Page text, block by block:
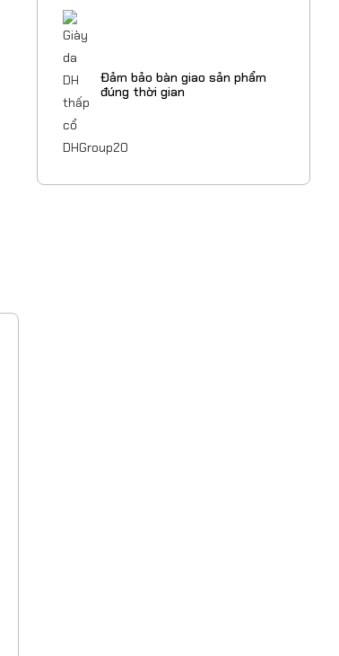
Đảm bảo bàn giao sản phẩm
đúng thời gian